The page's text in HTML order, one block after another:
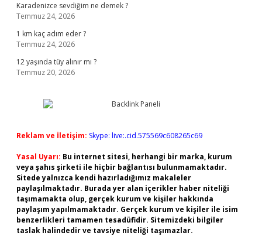
Karadenizce sevdiğim ne demek ?
Temmuz 24, 2026
1 km kaç adım eder ?
Temmuz 24, 2026
12 yaşında tüy alınır mı ?
Temmuz 20, 2026
Reklam ve İletişim: Skype: live:.cid.575569c608265c69
Yasal Uyarı: Bu internet sitesi, herhangi bir marka, kurum
veya şahıs şirketi ile hiçbir bağlantısı bulunmamaktadır.
Sitede yalnızca kendi hazırladığımız makaleler
paylaşılmaktadır. Burada yer alan içerikler haber niteliği
taşımamakta olup, gerçek kurum ve kişiler hakkında
paylaşım yapılmamaktadır. Gerçek kurum ve kişiler ile isim
benzerlikleri tamamen tesadüfidir. Sitemizdeki bilgiler
taslak halindedir ve tavsiye niteliği taşımazlar.